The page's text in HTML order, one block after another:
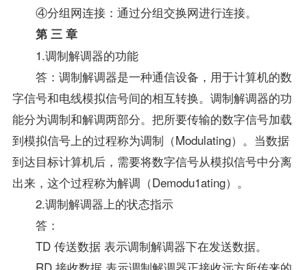
④分组网连接：通过分组交换网进行连接。
第 三 章
1.调制解调器的功能
答：调制解调器是一种通信设备，用于计算机的数
字信号和电线模拟信号间的相互转换。调制解调器的功
能分为调制和解调两部分。把所要传输的数字信号加载
到模拟信号上的过程称为调制（Modulating）。当数据
到达目标计算机后，需要将数字信号从模拟信号中分离
出来，这个过程称为解调（Demodu1ating）。
2.调制解调器上的状态指示
答：
TD 传送数据 表示调制解调器下在发送数据。